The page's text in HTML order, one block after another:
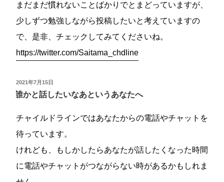
まだまだ慣れないことばかりでとまどっていますが、
少しずつ勉強しながら投稿したいと考えていますの
で、是非、チェックしてみてくださいね。
https://twitter.com/Saitama_chdline
投
稿
2021年7月15日
誰かと話したいなあというあなたへ
チャイルドラインではあなたからの電話やチャットを
待っています。
けれども、もしかしたらあなたが話したくなった時間
に電話やチャットがつながらない時があるかもしれま